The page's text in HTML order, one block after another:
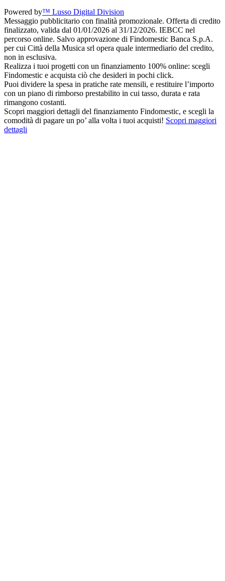
Powered by™ Lusso Digital Division
Messaggio pubblicitario con finalità promozionale. Offerta di credito
finalizzato, valida dal 01/01/2026 al 31/12/2026. IEBCC nel
percorso online. Salvo approvazione di Findomestic Banca S.p.A.
per cui Città della Musica srl opera quale intermediario del credito,
non in esclusiva.
Realizza i tuoi progetti con un finanziamento 100% online: scegli
Findomestic e acquista ciò che desideri in pochi click.
Puoi dividere la spesa in pratiche rate mensili, e restituire l’importo
con un piano di rimborso prestabilito in cui tasso, durata e rata
rimangono costanti.
Scopri maggiori dettagli del finanziamento Findomestic, e scegli la
comodità di pagare un po’ alla volta i tuoi acquisti! Scopri maggiori
dettagli